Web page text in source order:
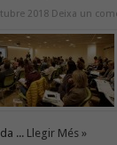
2018 Deixa un
... Llegir Més »